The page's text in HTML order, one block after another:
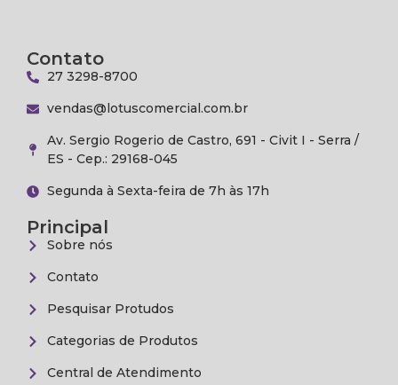
Contato
27 3298-8700
vendas@lotuscomercial.com.br
Av. Sergio Rogerio de Castro, 691 - Civit I - Serra /
ES - Cep.: 29168-045
Segunda à Sexta-feira de 7h às 17h
Principal
Sobre nós
Contato
Pesquisar Protudos
Categorias de Produtos
Central de Atendimento